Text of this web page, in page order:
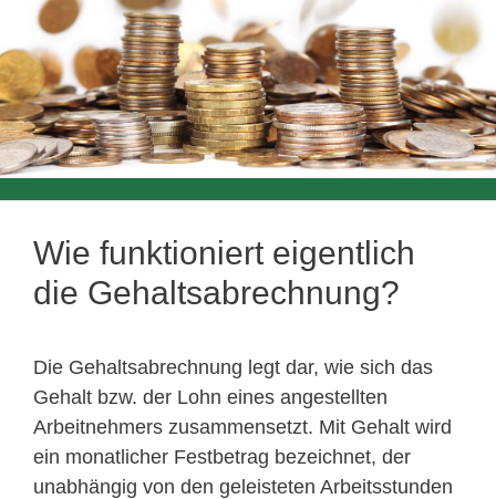
Wie funktioniert eigentlich
die Gehaltsabrechnung?
Die Gehaltsabrechnung legt dar, wie sich das
Gehalt bzw. der Lohn eines angestellten
Arbeitnehmers zusammensetzt. Mit Gehalt wird
ein monatlicher Festbetrag bezeichnet, der
unabhängig von den geleisteten Arbeitsstunden